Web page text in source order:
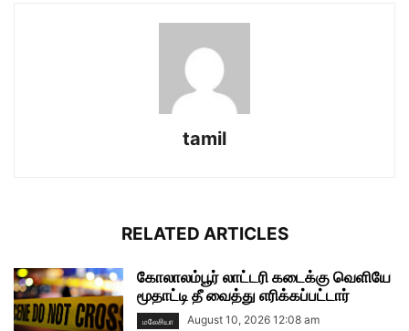
tamil
RELATED ARTICLES
கோலாலம்பூர் லாட்டரி கடைக்கு வெளியே
மூதாட்டி தீ வைத்து எரிக்கப்பட்டார்
மலேசியா August 10, 2026 12:08 am